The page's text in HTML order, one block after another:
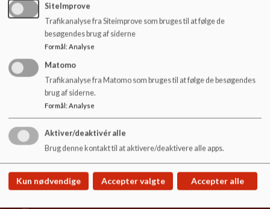
Dagtilbud Slangerup
Kommunal Dagpleje, Slangerup
Børnehuset Bakkebo
Børnehuset Kroghøj
Børnehuset Lindehuset
Børnehuset Strandstræde
Børnehuset Troldhøj
Dagtilbud Slangerup
Torvet 2, Frederikssund 3600
SiteImprove
Trafikanalyse fra Siteimprove som bruges til at følge de
besøgendes brug af siderne
Formål: Analyse
Matomo
Trafikanalyse fra Matomo som bruges til at følge de besøgendes
brug af siderne.
Formål: Analyse
Aktiver/deaktivér alle
Brug denne kontakt til at aktivere/deaktivere alle apps.
Kun nødvendige Accepter valgte Accepter alle